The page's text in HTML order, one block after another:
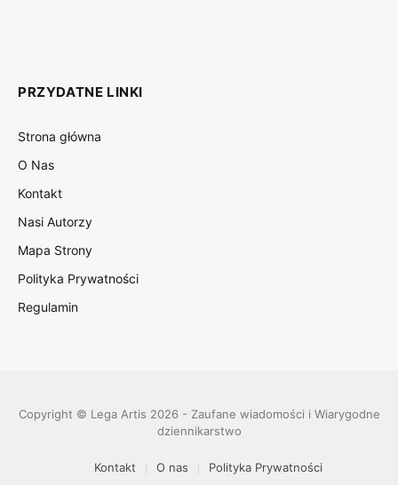
PRZYDATNE LINKI
Strona główna
O Nas
Kontakt
Nasi Autorzy
Mapa Strony
Polityka Prywatności
Regulamin
Copyright © Lega Artis 2026 - Zaufane wiadomości i Wiarygodne
dziennikarstwo
Kontakt O nas Polityka Prywatności